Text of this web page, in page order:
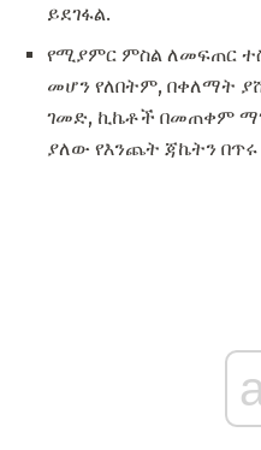
ይደገፋል.
የሚያምር ምስል ለመፍጠር
መሆን የለበትም, በቀለማት
ገመድ, ኪኬቶች በመጠቀም
ያለው የእንጨት ጃኬትን